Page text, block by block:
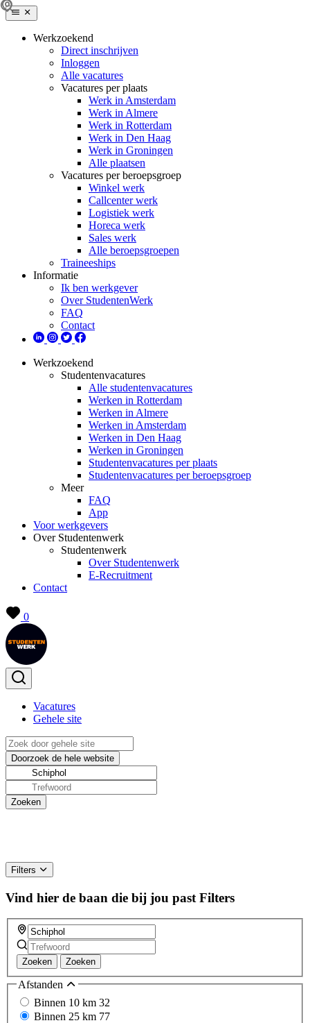
Werkzoekend
Direct inschrijven
Inloggen
Alle vacatures
Vacatures per plaats
Werk in Amsterdam
Werk in Almere
Werk in Rotterdam
Werk in Den Haag
Werk in Groningen
Alle plaatsen
Vacatures per beroepsgroep
Winkel werk
Callcenter werk
Logistiek werk
Horeca werk
Sales werk
Alle beroepsgroepen
Traineeships
Informatie
Ik ben werkgever
Over StudentenWerk
FAQ
Contact
Werkzoekend
Studentenvacatures
Alle studentenvacatures
Werken in Rotterdam
Werken in Almere
Werken in Amsterdam
Werken in Den Haag
Werken in Groningen
Studentenvacatures per plaats
Studentenvacatures per beroepsgroep
Meer
FAQ
App
Voor werkgevers
Over Studentenwerk
Studentenwerk
Over Studentenwerk
E-Recruitment
Contact
0
Vacatures
Gehele site
Filters
Vind hier de baan die bij jou past Filters
Zoeken Zoeken
Afstanden
Binnen 10 km 32
Binnen 25 km 77